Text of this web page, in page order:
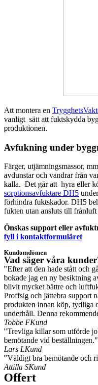
Att montera en
vanligt sätt att fuktskydda
produktionen.
Avfukning under
Färger, utjämningsmassor,
avdunstar och vandrar från
kalla. Det går att hyra eller
sorptionsavfuktare DH5
förhindra fuktskador. DH5
fukten utan ansluts till
Önskas support eller
fyll i kontaktformuläret
Kundomdömen
Vad säger våra
"Efter att den hade stått och
bokade jag en ny besiktning
blivit mycket bättre och
Proffsig och jättebra support
produkten innan köp, tydliga
underhåll. Denna
Tobbe FKund
"Trevliga killar som utförde
bemötande vid beställningen."
Lars LKund
"Väldigt bra bemötande och
Attilla SKund
Offert